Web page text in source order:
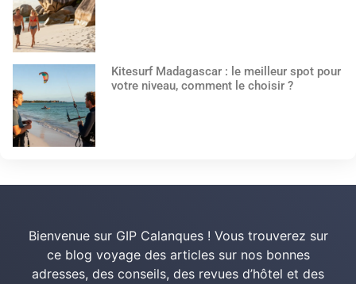
Kitesurf Madagascar : le meilleur spot pour
votre niveau, comment le choisir ?
Bienvenue sur GIP Calanques ! Vous trouverez sur
ce blog voyage des articles sur nos bonnes
adresses, des conseils, des revues d’hôtel et des